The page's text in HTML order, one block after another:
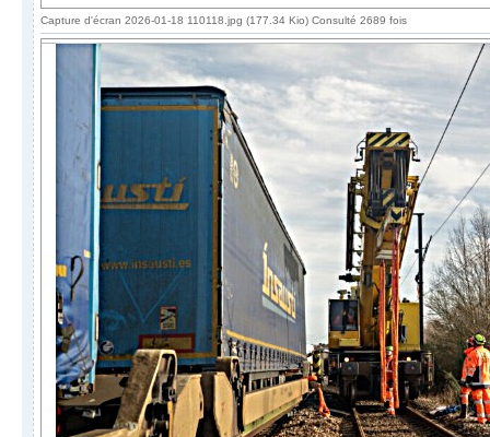
Capture d'écran 2026-01-18 110118.jpg (177.34 Kio) Consulté 2689 fois